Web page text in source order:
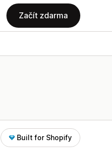
Začít zdarma
Built for Shopify